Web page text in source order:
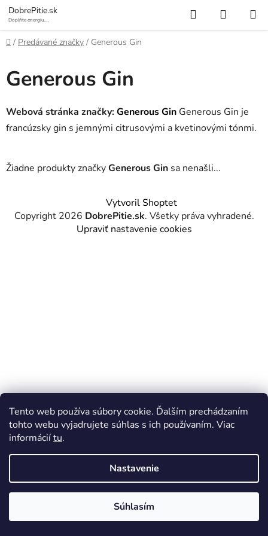
Tento web používa súbory cookie. Ďalším prechádzaním
tohto webu vyjadrujete súhlas s ich používaním. Viac
informáciítu.
Nastavenie
Súhlasím
Prejsť
na
obsah
DobrePitie.sk
Doplňte energiu,
Hľadať
KOŠÍK
Domov
/ Predávané značky / Generous Gin
Generous Gin
Webová stránka značky:Generous Gin Generous Gin je
francúzsky gin s jemnými citrusovými a kvetinovými tónmi.
Žiadne produkty značkyGenerous Gin sa nenašli...
Vytvoril Shoptet
Copyright 2026 DobrePitie.sk. Všetky práva vyhradené.
Upraviť nastavenie cookies